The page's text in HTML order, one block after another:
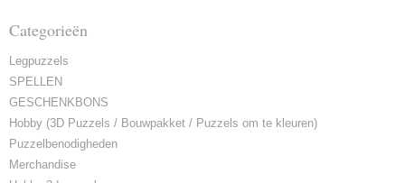
Categorieën
Legpuzzels
SPELLEN
GESCHENKBONS
Hobby (3D Puzzels / Bouwpakket / Puzzels om te kleuren)
Puzzelbenodigheden
Merchandise